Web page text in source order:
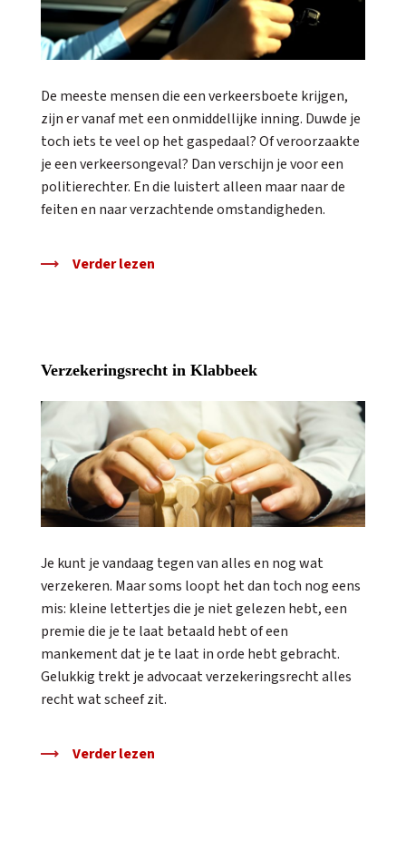
De meeste mensen die een verkeersboete krijgen,
zijn er vanaf met een onmiddellijke inning. Duwde je
toch iets te veel op het gaspedaal? Of veroorzaakte
je een verkeersongeval? Dan verschijn je voor een
politierechter. En die luistert alleen maar naar de
feiten en naar verzachtende omstandigheden.
Verder lezen
Verzekeringsrecht in Klabbeek
Je kunt je vandaag tegen van alles en nog wat
verzekeren. Maar soms loopt het dan toch nog eens
mis: kleine lettertjes die je niet gelezen hebt, een
premie die je te laat betaald hebt of een
mankement dat je te laat in orde hebt gebracht.
Gelukkig trekt je advocaat verzekeringsrecht alles
recht wat scheef zit.
Verder lezen